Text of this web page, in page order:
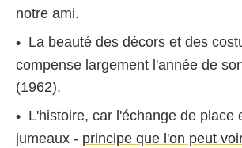
notre ami.
La beauté des décors et des
compense largement l'année de
(1962).
L'histoire, car l'échange de place
jumeaux - principe que l'on peut